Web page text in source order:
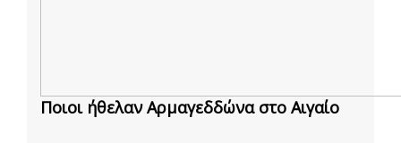
Ποιοι ήθελαν Αρμαγεδδώνα στο Αιγαίο